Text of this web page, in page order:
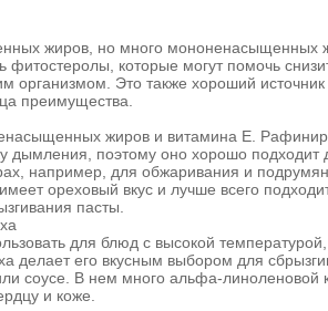
жиров, но много мононенасыщенных
фитостеролы, которые могут помочь
организмом. Это также хороший
преимущества.
жиров и витамина Е.
дымления, поэтому оно хорошо подходит
например, для обжаривания и
ореховый вкус и лучше всего
пасты.
для блюд с высокой
делает его вкусным выбором для
соусе. В нем много альфа-линоленовой
и коже.